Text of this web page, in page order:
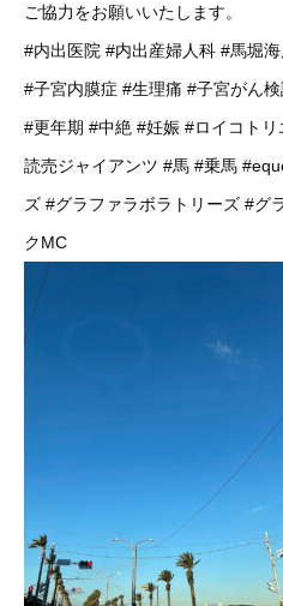
ご協力をお願いいたします。
#内出医院 #内出産婦人科 #馬堀
#子宮内膜症 #生理痛 #子宮がん
#更年期 #中絶 #妊娠 #ロイコトリ
読売ジャイアンツ #馬 #乗馬
ズ #グラファラボラトリーズ #グ
クMC